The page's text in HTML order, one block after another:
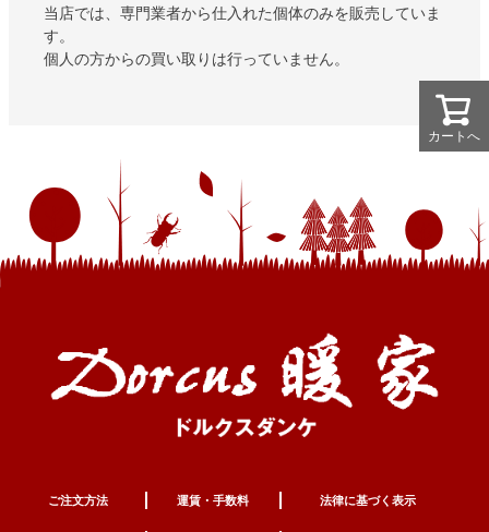
当店では、専門業者から仕入れた個体のみを販売していま
す。
個人の方からの買い取りは行っていません。
カートへ
ご注文方法 運賃・手数料 法律に基づく表示
カートへ